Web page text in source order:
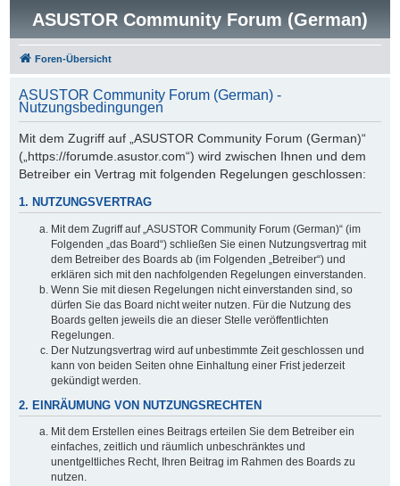
ASUSTOR Community Forum (German)
Foren-Übersicht
ASUSTOR Community Forum (German) -
Nutzungsbedingungen
Mit dem Zugriff auf „ASUSTOR Community Forum (German)“
(„https://forumde.asustor.com“) wird zwischen Ihnen und dem
Betreiber ein Vertrag mit folgenden Regelungen geschlossen:
1. NUTZUNGSVERTRAG
Mit dem Zugriff auf „ASUSTOR Community Forum (German)“ (im
Folgenden „das Board“) schließen Sie einen Nutzungsvertrag mit
dem Betreiber des Boards ab (im Folgenden „Betreiber“) und
erklären sich mit den nachfolgenden Regelungen einverstanden.
Wenn Sie mit diesen Regelungen nicht einverstanden sind, so
dürfen Sie das Board nicht weiter nutzen. Für die Nutzung des
Boards gelten jeweils die an dieser Stelle veröffentlichten
Regelungen.
Der Nutzungsvertrag wird auf unbestimmte Zeit geschlossen und
kann von beiden Seiten ohne Einhaltung einer Frist jederzeit
gekündigt werden.
2. EINRÄUMUNG VON NUTZUNGSRECHTEN
Mit dem Erstellen eines Beitrags erteilen Sie dem Betreiber ein
einfaches, zeitlich und räumlich unbeschränktes und
unentgeltliches Recht, Ihren Beitrag im Rahmen des Boards zu
nutzen.